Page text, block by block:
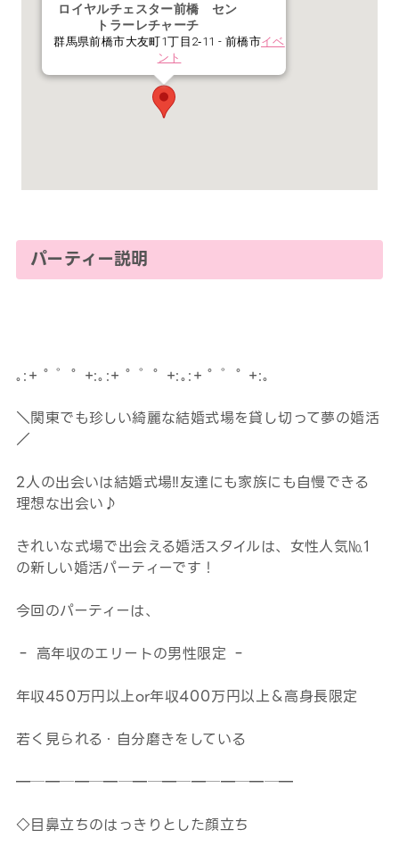
ロイヤルチェスター前橋 セン
トラーレチャーチ
群馬県前橋市大友町1丁目2‐11 - 前橋市イベ
ント
パーティー説明
｡:+ ﾟ ゜ﾟ +:｡:+ ﾟ ゜ﾟ +:｡:+ ﾟ ゜ﾟ +:｡
＼関東でも珍しい綺麗な結婚式場を貸し切って夢の婚活
／
2人の出会いは結婚式場‼友達にも家族にも自慢できる
理想な出会い♪
きれいな式場で出会える婚活スタイルは、女性人気№1
の新しい婚活パーティーです！
今回のパーティーは、
‐ 高年収のエリートの男性限定 ‐
年収450万円以上or年収400万円以上＆高身長限定
若く見られる・自分磨きをしている
━─━─━─━─━─━─━─━─━─━
◇目鼻立ちのはっきりとした顔立ち